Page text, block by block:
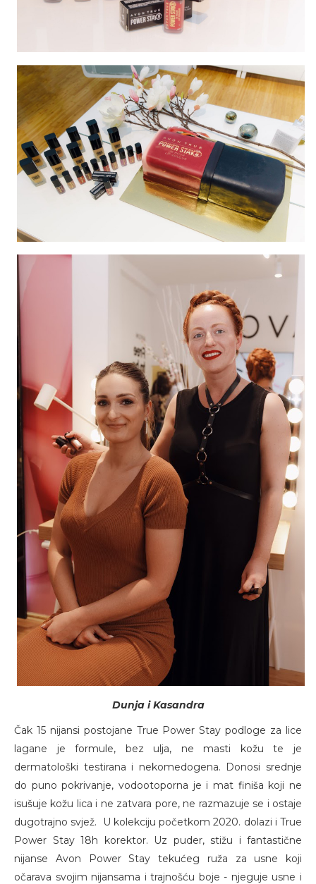
Dunja i Kasandra
Čak 15 nijansi postojane True Power Stay podloge za lice
lagane je formule, bez ulja, ne masti kožu te je
dermatološki testirana i nekomedogena. Donosi srednje
do puno pokrivanje, vodootoporna je i mat finiša koji ne
isušuje kožu lica i ne zatvara pore, ne razmazuje se i ostaje
dugotrajno svjež. U kolekciju početkom 2020. dolazi i True
Power Stay 18h korektor. Uz puder, stižu i fantastične
nijanse Avon Power Stay tekućeg ruža za usne koji
očarava svojim nijansama i trajnošću boje - njeguje usne i